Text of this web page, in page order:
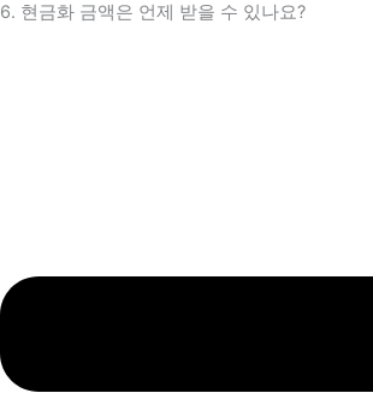
6. 현금화 금액은 언제 받을 수 있나요?